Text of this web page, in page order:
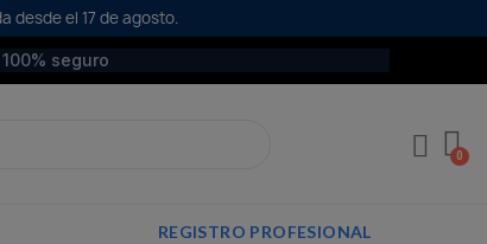
desde el 17 de agosto.
seguro
REGISTRO PROFESIONAL